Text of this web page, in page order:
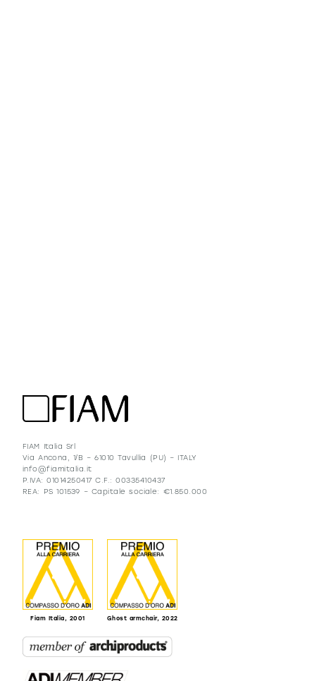
FIAM Italia Srl
Via Ancona, 1/B – 61010 Tavullia (PU) – ITALY
info@fiamitalia.it
P.IVA: 01014250417 C.F.: 00335410437
REA: PS 101539 – Capitale sociale: €1.850.000
Fiam Italia, 2001 Ghost armchair, 2022